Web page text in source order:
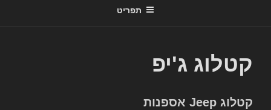
תפריט
קטלוג ג'יפ
קטלוג Jeep אספנות